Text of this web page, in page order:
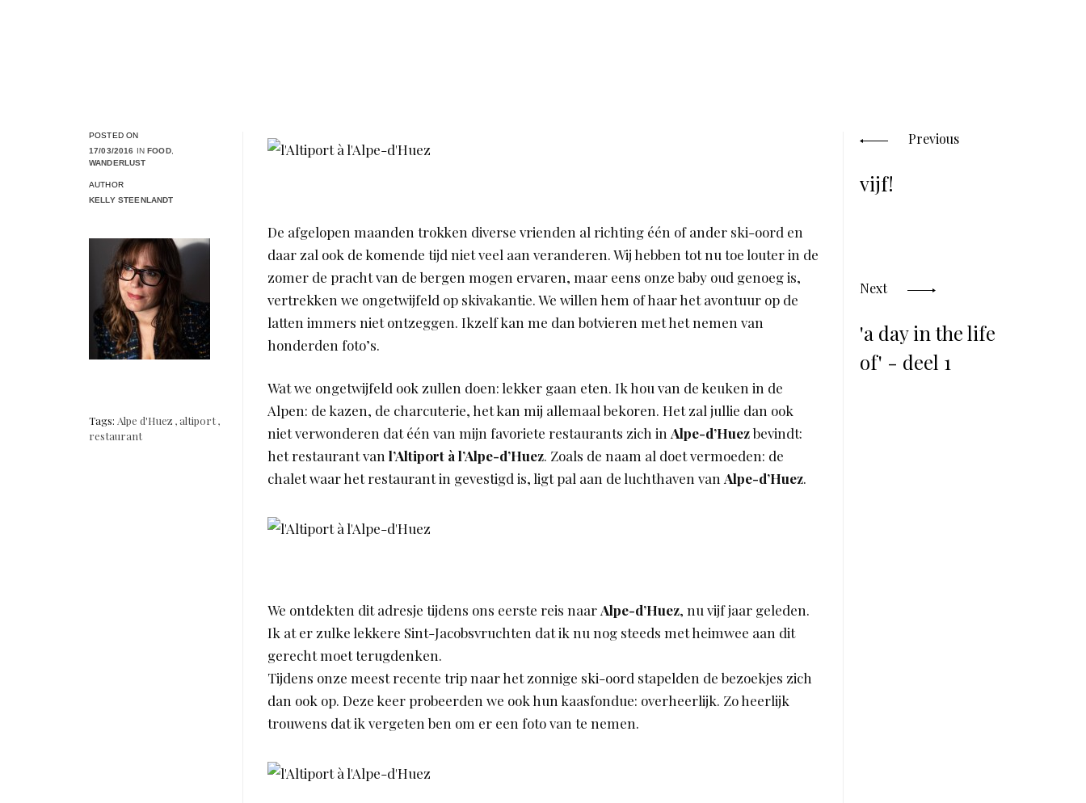
POSTED ON
17/03/2016
IN FOOD,
WANDERLUST
AUTHOR
KELLY STEENLANDT
Tags: Alpe d'Huez ,altiport,
restaurant
navigation
Previous
vijf!
Next
'a day in the life
of' - deel 1
De afgelopen maanden trokken diverse vrienden al richting één of ander ski-oord en
daar zal ook de komende tijd niet veel aan veranderen. Wij hebben tot nu toe louter in de
zomer de pracht van de bergen mogen ervaren, maar eens onze baby oud genoeg is,
vertrekken we ongetwijfeld op skivakantie. We willen hem of haar het avontuur op de
latten immers niet ontzeggen. Ikzelf kan me dan botvieren met het nemen van
honderden foto’s.
Wat we ongetwijfeld ook zullen doen: lekker gaan eten. Ik hou van de keuken in de
Alpen: de kazen, de charcuterie, het kan mij allemaal bekoren. Het zal jullie dan ook
niet verwonderen dat één van mijn favoriete restaurants zich in Alpe-d’Huezbevindt:
het restaurant van l’Altiport à l’Alpe-d’Huez. Zoals de naam al doet vermoeden: de
chalet waar het restaurant in gevestigd is, ligt pal aan de luchthaven van Alpe-d’Huez.
We ontdekten dit adresje tijdens ons eerste reis naarAlpe-d’Huez, nu vijf jaar geleden.
Ik at er zulke lekkere Sint-Jacobsvruchten dat ik nu nog steeds met heimwee aan dit
gerecht moet terugdenken.
Tijdens onze meest recente trip naar het zonnige ski-oord stapelden de bezoekjes zich
dan ook op. Deze keer probeerden we ook hun kaasfondue: overheerlijk. Zo heerlijk
trouwens dat ik vergeten ben om er een foto van te nemen.